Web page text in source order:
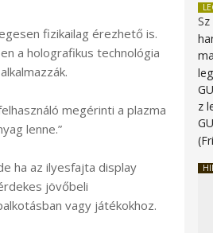
fizikailag érezhető is.
a holografikus technológia
megérinti a plazma
lenne.”
ha az ilyesfajta display
jövőbeli
vagy játékokhoz.
z